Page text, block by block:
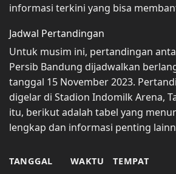
informasi terkini yang bisa
Jadwal Pertandingan
Untuk musim ini, pertandingan
Persib Bandung dijadwalkan
tanggal 15 November 2023.
digelar di Stadion Indomilk Arena,
itu, berikut adalah tabel yang
lengkap dan informasi penting
TANGGAL WAKTU TEMPAT